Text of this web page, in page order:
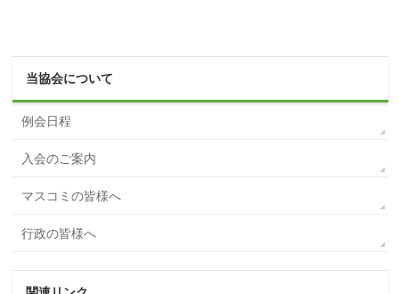
当協会について
例会日程
入会のご案内
マスコミの皆様へ
行政の皆様へ